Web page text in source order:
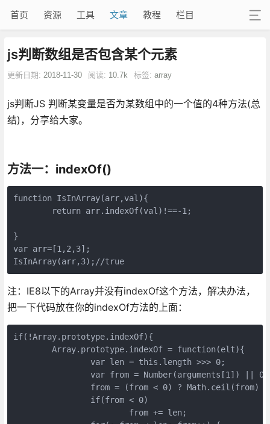
首页 资源 工具 文章 教程 栏目
js判断数组是否包含某个元素
更新日期: 2018-11-30 阅读: 10.7k 标签: array
js判断JS 判断某变量是否为某数组中的一个值的4种方法(总
结)，分享给大家。
方法一：indexOf()
function IsInArray(arr,val){
}
var arr=[1,2,3];
IsInArray(arr,3);//true
注：IE8以下的Array并没有indexOf这个方法，解决办法，
把一下代码放在你的indexOf方法的上面：
if(!Array.prototype.indexOf){